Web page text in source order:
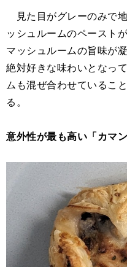
見た目がグレーのみで
ッシュルームのペースト
マッシュルームの旨味が
絶対好きな味わいとなっ
ムも混ぜ合わせているこ
る。
意外性が最も高い「カマ